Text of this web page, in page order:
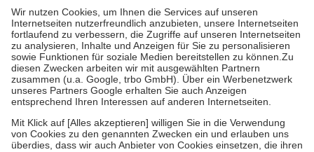
höchstens zehn Euro.
Es sind jedoch nie mehr als die tatsächlichen
Kosten der Leistung zu entrichten.
Diese Regeln gelten grundsätzlich auch für Online-Apotheken.
Bei Heilmitteln und häuslicher Krankenpflege beträgt die
Zuzahlung zehn Prozent der Kosten sowie zehn Euro je
Verordnung.
Um das Engagement der Versicherten für ihre eigene Gesundheit zu
stärken und die besondere Stellung der Familie zu unterstützen,
fallenkeine Zuzahlungenan bei:
• Kindern und Jugendlichen bis zum vollendeten 18. Lebensjahr